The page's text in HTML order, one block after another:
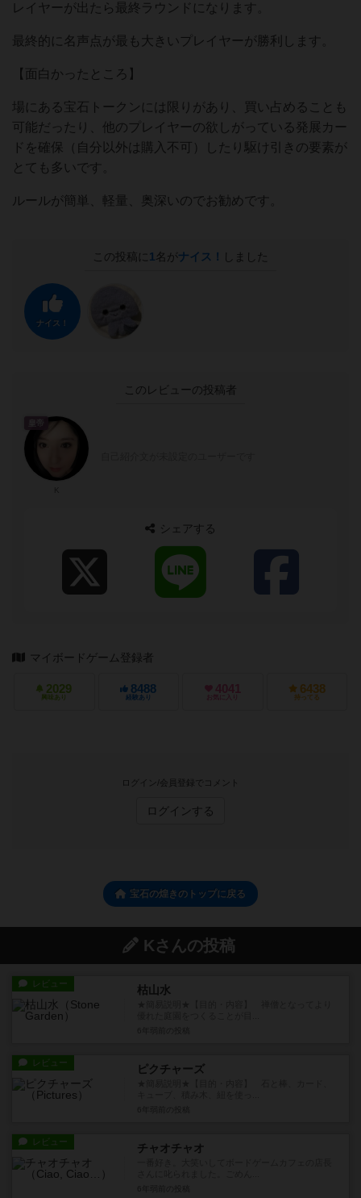
レイヤーが出たら最終ラウンドになります。
最終的に名声点が最も大きいプレイヤーが勝利します。
【面白かったところ】
場にある宝石トークンには限りがあり、買い占めることも
可能だったり、他のプレイヤーの欲しがっている発展カー
ドを確保（自分以外は購入不可）したり駆け引きの要素が
とても多いです。
ルールが簡単、軽量、奥深いのでお勧めです。
この投稿に 1 名がナイス！ しました
ナイス！
このレビューの投稿者
皇帝
シェアする
マイボードゲーム登録者
2029
興味あり
8488
経験あり
4041
お気に入り
6438
持ってる
ログイン/会員登録でコメント
ログインする
宝石の煌きのトップに戻る
Kさんの投稿
レビュー 枯山水
レビュー ピクチャーズ
レビュー チャオチャオ